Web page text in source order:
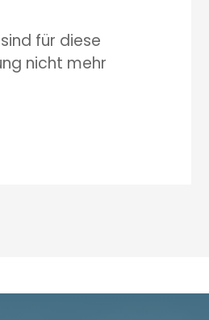
für diese
nicht mehr